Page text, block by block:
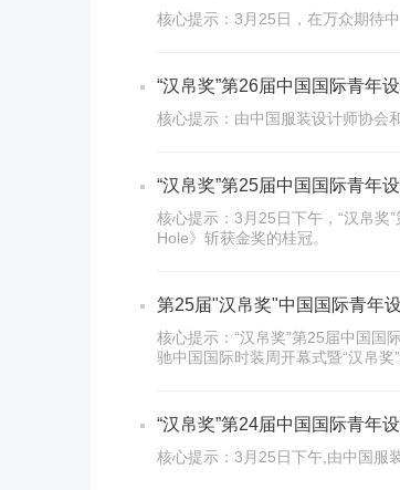
核心提示：3月25日，在万众期待
“汉帛奖”第26届中国国际青年
核心提示：由中国服装设计师协会
“汉帛奖”第25届中国国际青年
核心提示：3月25日下午，“汉帛奖
Hole》斩获金奖的桂冠。
第25届"汉帛奖"中国国际青年
核心提示：“汉帛奖”第25届中国国
驰中国国际时装周开幕式暨“汉帛
“汉帛奖”第24届中国国际青年
核心提示：3月25日下午,由中国服